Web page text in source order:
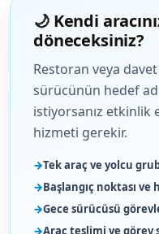
🌙 Kendi
döneceksiniz?
Restoran veya davet
sürücünün hedef
istiyorsanız etkinlik
hizmeti gerekir.
Tek araç ve yolcu
Başlangıç noktası ve
Gece sürücüsü
Araç teslimi ve görev